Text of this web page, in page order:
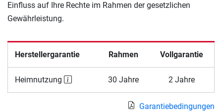
Einfluss auf Ihre Rechte im Rahmen der gesetzlichen
Gewährleistung.
Herstellergarantie Rahmen Vollgarantie
Heimnutzung 30 Jahre 2 Jahre
Garantiebedingungen